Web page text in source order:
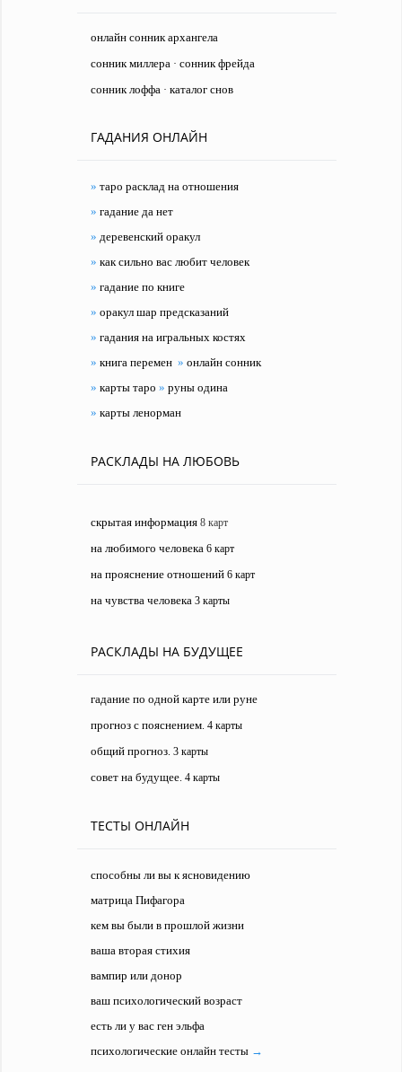
онлайн сонник архангела
сонник миллера ·сонник фрейда
сонник лоффа ·каталог снов
ГАДАНИЯ ОНЛАЙН
»таро расклад на отношения
»гадание да нет
»деревенский оракул
»как сильно вас любит человек
»гадание по книге
»оракул шар предсказаний
»гадания на игральных костях
»книга перемен »онлайн сонник
»карты таро »руны одина
»карты ленорман
РАСКЛАДЫ НА ЛЮБОВЬ
скрытая информация 8 карт
на любимого человека 6 карт
на прояснение отношений 6 карт
на чувства человека 3 карты
РАСКЛАДЫ НА БУДУЩЕЕ
гадание по одной карте или руне
прогноз с пояснением. 4 карты
общий прогноз. 3 карты
совет на будущее. 4 карты
ТЕСТЫ ОНЛАЙН
способны ли вы к ясновидению
матрица Пифагора
кем вы были в прошлой жизни
ваша вторая стихия
вампир или донор
ваш психологический возраст
есть ли у вас ген эльфа
психологические онлайн тесты →